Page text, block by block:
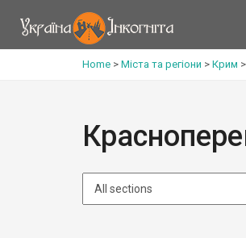
Home > Міста та регіони > Крим >